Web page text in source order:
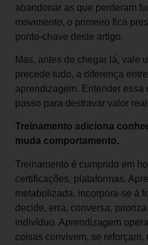
abandonar as que perderam
movimento, o primeiro fica
ponto-chave deste artigo.
Mas, antes de chegar lá, vale
precede tudo, a diferença
aprendizagem. Entender essa
passo para destravar valor
Treinamento adiciona
muda comportamento.
Treinamento é cumprido em
certificações, plataformas.
metabolizada, incorpora-se à
decide, erra, conversa,
indivíduo. Aprendizagem
coisas convivem, se reforçam,